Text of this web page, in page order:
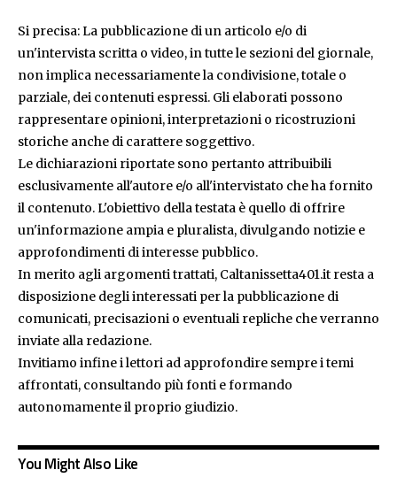
Si precisa: La pubblicazione di un articolo e/o di
un'intervista scritta o video, in tutte le sezioni del giornale,
non implica necessariamente la condivisione, totale o
parziale, dei contenuti espressi. Gli elaborati possono
rappresentare opinioni, interpretazioni o ricostruzioni
storiche anche di carattere soggettivo.
Le dichiarazioni riportate sono pertanto attribuibili
esclusivamente all'autore e/o all'intervistato che ha fornito
il contenuto. L'obiettivo della testata è quello di offrire
un'informazione ampia e pluralista, divulgando notizie e
approfondimenti di interesse pubblico.
In merito agli argomenti trattati, Caltanissetta401.it resta a
disposizione degli interessati per la pubblicazione di
comunicati, precisazioni o eventuali repliche che verranno
inviate alla redazione.
Invitiamo infine i lettori ad approfondire sempre i temi
affrontati, consultando più fonti e formando
autonomamente il proprio giudizio.
You Might Also Like